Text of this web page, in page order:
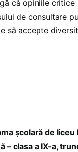
că opiniile critice
de consultare
să accepte
școlară de liceu
– clasa a IX-a,